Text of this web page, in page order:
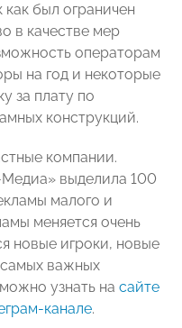
был ограничен
в качестве мер
операторам
на год и некоторые
за плату по
конструкций.
компании.
выделила 100
малого и
меняется очень
новые игроки, новые
важных
узнать на сайте
канале.